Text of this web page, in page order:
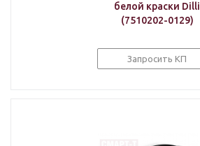
белой краски Dilli
(7510202-0129)
Запросить КП